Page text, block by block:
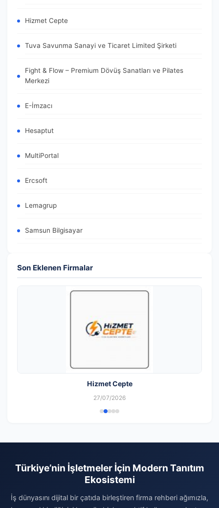
Hizmet Cepte
Tuva Savunma Sanayi ve Ticaret Limited Şirketi
Fight & Flow – Premium Dövüş Sanatları ve Pilates
Merkezi
E-İmzacı
Hesaptut
MultiPortal
Ercsoft
Lemagrup
Samsun Bilgisayar
Son Eklenen Firmalar
Hizmet Cepte
27/07/2026
Türkiye’nin İşletmeler İçin Modern Tanıtım
Ekosistemi
İş dünyasını dijital bir çatıda birleştiren firma rehberi ağımızla,